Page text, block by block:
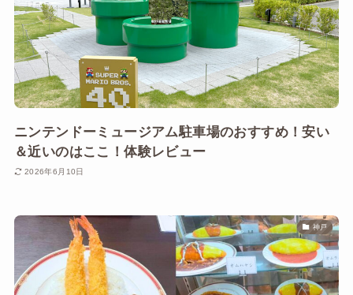
ニンテンドーミュージアム駐車場のおすすめ！安い
＆近いのはここ！体験レビュー
2026年6月10日
神戸